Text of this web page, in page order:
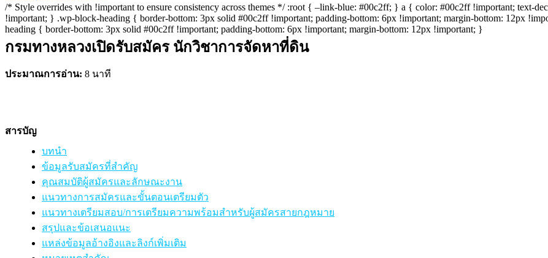
/* Style overrides with !important to ensure consistency across themes */ :root { –link-blue: #00c2ff; } a { color: #00c2ff !important; text-
!important; } .wp-block-heading { border-bottom: 3px solid #00c2ff !important; padding-bottom: 6px !important; margin-bottom: 12px
heading { border-bottom: 3px solid #00c2ff !important; padding-bottom: 6px !important; margin-bottom: 12px !important; }
กรมทางหลวงเปิดรับสมัคร นักวิชาการจัดหาที่ดิน
ประมาณการอ่าน: 8 นาที
สารบัญ
บทนำ
ข้อมูลรับสมัครที่สำคัญ
คุณสมบัติผู้สมัครและลักษณะงาน
แนวทางการสมัครและขั้นตอนเตรียมตัว
แนวทางเตรียมสอบ/การเตรียมความพร้อมสำหรับผู้สมัครสายกฎหมาย
สรุปและข้อเสนอแนะ
แหล่งข้อมูลอ้างอิงและลิงก์เพิ่มเติม